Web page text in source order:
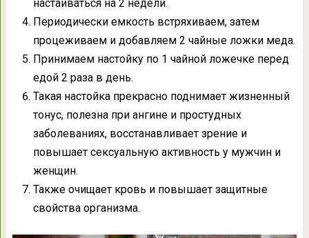
настаиваться на 2 недели.
Периодически емкость встряхиваем, затем
процеживаем и добавляем 2 чайные ложки меда.
Принимаем настойку по 1 чайной ложечке перед
едой 2 раза в день.
Такая настойка прекрасно поднимает жизненный
тонус, полезна при ангине и простудных
заболеваниях, восстанавливает зрение и
повышает сексуальную активность у мужчин и
женщин.
Также очищает кровь и повышает защитные
свойства организма.